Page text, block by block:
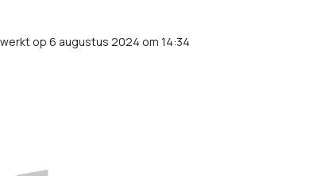
op 6 augustus 2024 om 14:34